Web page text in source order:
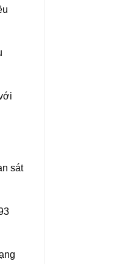
sát